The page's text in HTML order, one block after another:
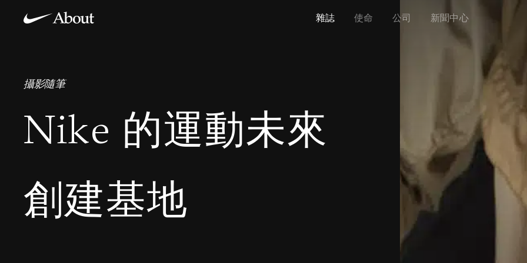
雜誌 使命 公司 新聞中心
攝影隨筆
Nike 的運動未來
創建基地